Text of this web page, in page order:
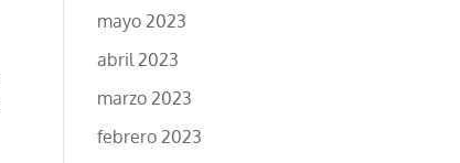
mayo 2023
abril 2023
marzo 2023
febrero 2023